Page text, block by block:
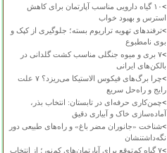
>
۱۰ گیاه دارویی مناسب آپارتمان برای کاهش
استرس و بهبود خواب
>ترفندهای تهویه تراریوم بسته؛ جلوگیری از کپک و
بوی نامطبوع
>
۷ بری و میوه جنگلی مناسب کشت گلدانی در
بالکن‌های ایرانی
>
چرا برگ‌های فیکوس الاستیکا می‌ریزد؟ ۷ علت
رایج و راه‌حل سریع
>چمن‌کاری حرفه‌ای در تابستان: انتخاب بذر،
آماده‌سازی خاک و آبیاری دقیق
>شناخت «جانوران مضر باغ» و راه‌های طبیعی دور
نگه‌داشتنشان
>
۷ گیاه کم‌توقع برای آپارتمان‌های کم‌نور؛ از انتخاب